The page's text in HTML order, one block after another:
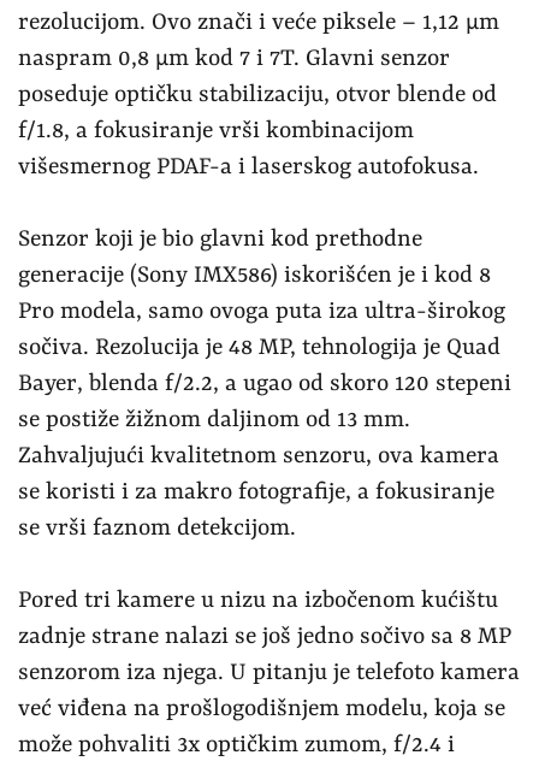
se postiže žižnom daljinom od 13 mm.
Zahvaljujući kvalitetnom senzoru, ova kamera
se koristi i za makro fotografije, a fokusiranje
se vrši faznom detekcijom.
zadnje strane nalazi se još jedno sočivo sa 8 MP
senzorom iza njega. U pitanju je telefoto kamera
već viđena na prošlogodišnjem modelu, koja se
može pohvaliti 3x optičkim zumom, f/2.4 i
optičkom stabilizacijom.
Novina sistema kamera je 5
MP senzor koji za razliku od većine modernih
telefona ne određuje dubinu elemenata kadra,
dojma pri fotografisanju. Ako već niste čuli
kontroverze vezane za ovaj senzor, sada je
pravo vreme da vam ih objasnimo. Naime, zbog
svojih jedinstvenih mogućnosti da filtrira
određene boje, ova kamera ima mogućnost da